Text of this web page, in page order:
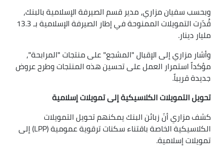
وبحسب سفيان مزاري، مدير قسم الصيرفة الإسلامية بالبنك،
قُدّرت التمويلات الممنوحة في إطار الصيرفة الإسلامية بـ 13.3
مليار دينار.
وأشار مزاري إلى الإقبال "المشجع" على منتجات "المرابحة"،
مؤكداً استمرار العمل على تحسين هذه المنتجات وطرح عروض
جديدة قريباً.
تحويل التمويلات الكلاسيكية إلى تمويلات إسلامية
كشف مزاري أنّ زبائن البنك يمكنهم تحويل التمويلات
الكلاسيكية الخاصة باقتناء سكنات ترقوية عمومية (LPP) إلى
تمويلات إسلامية.